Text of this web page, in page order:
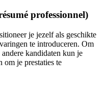
professionnel)
je jezelf als geschikte
te introduceren. Om
kandidaten kun je
om je prestaties te